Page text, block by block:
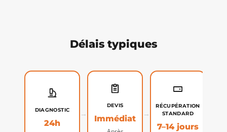
Délais typiques
DIAGNOSTIC
24h
→
DEVIS
Immédiat
→
RÉCUPÉRATION
STANDARD
7–14 jours